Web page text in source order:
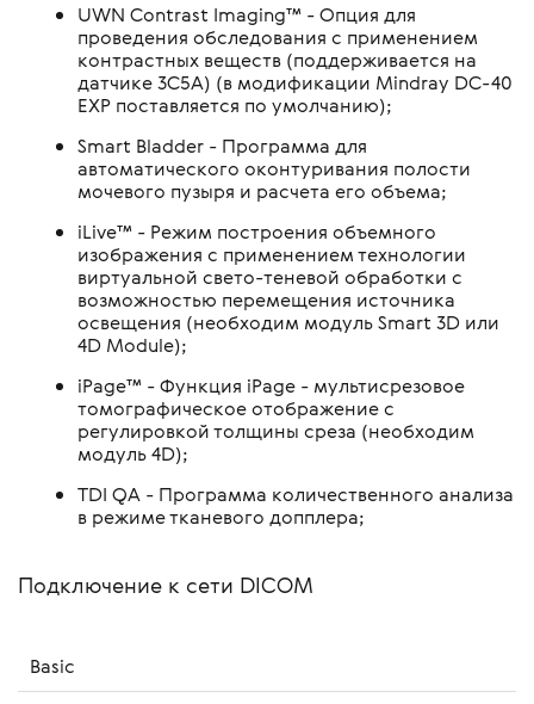
UWN Contrast Imaging™ - Опция для
проведения обследования с применением
контрастных веществ (поддерживается на
датчике 3C5А) (в модификации Mindray DC-40
EXP поставляется по умолчанию);
Smart Bladder - Программа для
автоматического оконтуривания полости
мочевого пузыря и расчета его объема;
iLive™ - Режим построения объемного
изображения с применением технологии
виртуальной свето-теневой обработки с
возможностью перемещения источника
освещения (необходим модуль Smart 3D или
4D Module);
iPage™ - Функция iPage - мультисрезовое
томографическое отображение с
регулировкой толщины среза (необходим
модуль 4D);
TDI QA - Программа количественного анализа
в режиме тканевого допплера;
Подключение к сети DICOM
Basic